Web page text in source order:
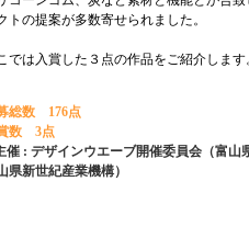
トの提案が多数寄せられました。
では入賞した３点の作品をご紹介しま
総数 176点
数 3点
催 : デザインウエーブ開催委員会（富山
県新世紀産業機構）